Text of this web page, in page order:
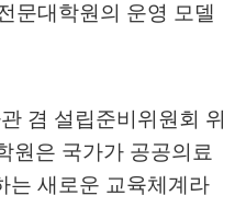
문대학원의 운영 모델
겸 설립준비위원회 위
원은 국가가 공공의료
는 새로운 교육체계라